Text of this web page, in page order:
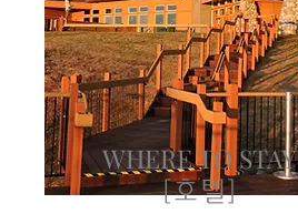
WHERE TO STAY
[호텔]